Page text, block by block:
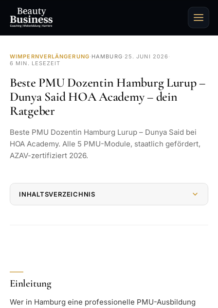
WIMPERNVERLÄNGERUNG· HAMBURG· 25. JUNI 2026 ·
6 MIN. LESEZEIT
Beste PMU Dozentin Hamburg Lurup –
Dunya Said HOA Academy – dein
Ratgeber
Beste PMU Dozentin Hamburg Lurup – Dunya Said bei
HOA Academy. Alle 5 PMU-Module, staatlich gefördert,
AZAV-zertifiziert 2026.
INHALTSVERZEICHNIS
Einleitung
Wer in Hamburg eine professionelle PMU-Ausbildung